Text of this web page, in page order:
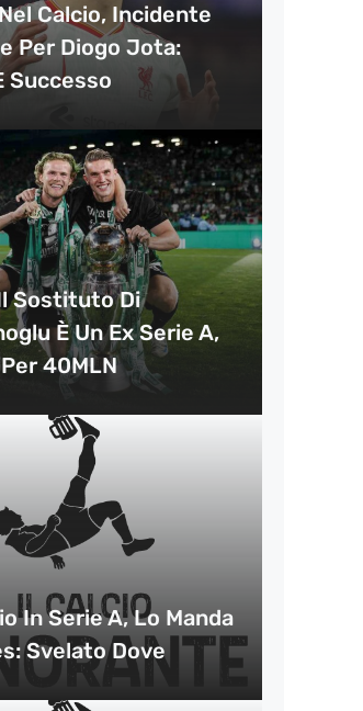
Calcio, Incidente
Per Diogo Jota:
Successo
Sostituto Di
È Un Ex Serie A,
40MLN
In Serie A, Lo Manda
Svelato Dove